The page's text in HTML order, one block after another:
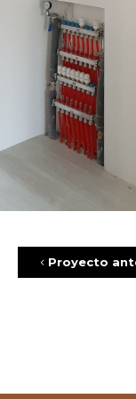
Proyecto